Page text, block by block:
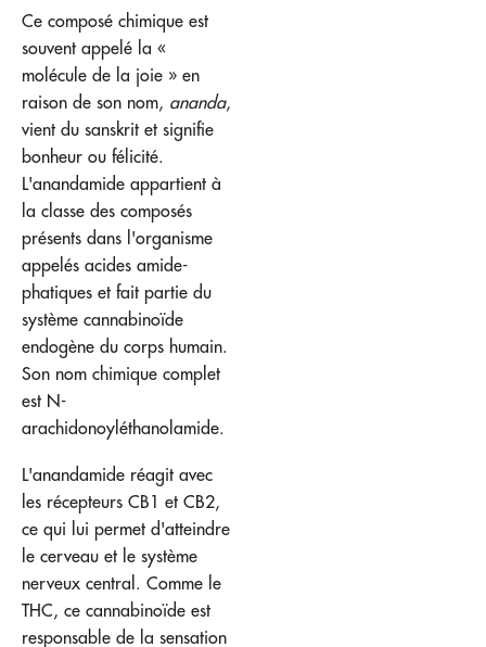
Ce composé chimique est
souvent appelé la «
molécule de la joie » en
raison de son nom, ananda,
vient du sanskrit et signifie
bonheur ou félicité.
L'anandamide appartient à
la classe des composés
présents dans l'organisme
appelés acides amide-
phatiques et fait partie du
système cannabinoïde
endogène du corps humain.
Son nom chimique complet
est N-
arachidonoyléthanolamide.
L'anandamide réagit avec
les récepteurs CB1 et CB2,
ce qui lui permet d'atteindre
le cerveau et le système
nerveux central. Comme le
THC, ce cannabinoïde est
responsable de la sensation